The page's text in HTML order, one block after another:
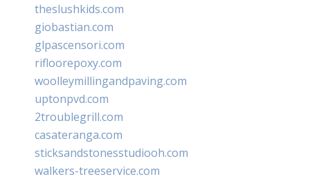
theslushkids.com
giobastian.com
glpascensori.com
rifloorepoxy.com
woolleymillingandpaving.com
uptonpvd.com
2troublegrill.com
casateranga.com
sticksandstonesstudiooh.com
walkers-treeservice.com